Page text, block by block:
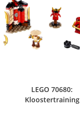
LEGO 70680:
Kloostertraining